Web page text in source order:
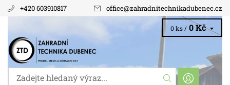
+420 603910817 office@zahradnitechnikadubenec.cz
0 ks / 0 Kč